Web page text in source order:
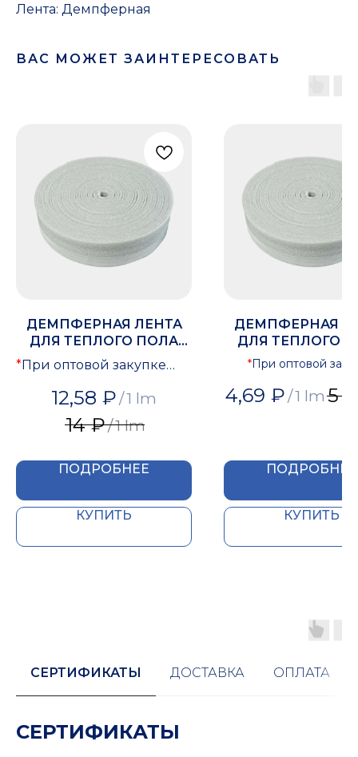
Лента: Демпферная
ВАС МОЖЕТ ЗАИНТЕРЕСОВАТЬ
ДЕМПФЕРНАЯ ЛЕНТА
ДЛЯ ТЕПЛОГО ПОЛА
10ММ Х 60ММ IZOMIR
*При оптовой закупке
12,58 ₽/1 lm
14 ₽/1 lm
ПОДРОБНЕЕ
КУПИТЬ
ДЕМПФЕРНАЯ
ДЛЯ ТЕПЛОГО
4ММ Х 100ММ
*При оптовой
4,69 ₽/1 lm5
ПОДРОБНЕЕ
КУПИТЬ
СЕРТИФИКАТЫ ДОСТАВКА ОПЛАТА
СЕРТИФИКАТЫ